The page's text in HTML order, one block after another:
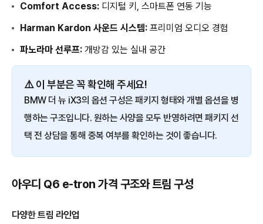
Comfort Access: 디지털 키, 스마트폰 연동 기능
Harman Kardon 사운드 시스템: 프리미엄 오디오 경험
파노라마 선루프: 개방감 있는 실내 공간
⚠️ 이 부분은 꼭 확인해 주세요!
BMW 더 뉴 iX3의 옵션 구성은 패키지 형태와 개별 옵션을 병
행하는 구조입니다. 원하는 사양을 모두 반영하려면 패키지 선
택 전 상담을 통해 중복 여부를 확인하는 것이 좋습니다.
아우디 Q6 e-tron 가격 구조와 트림 구성
다양한 트림 라인업